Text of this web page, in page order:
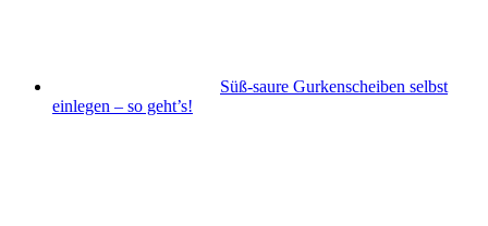
Süß-saure Gurkenscheiben selbst
einlegen – so geht’s!